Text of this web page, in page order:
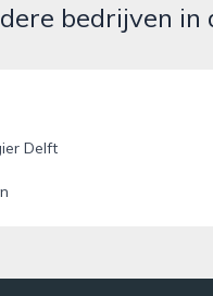
bedrijven in
Delft